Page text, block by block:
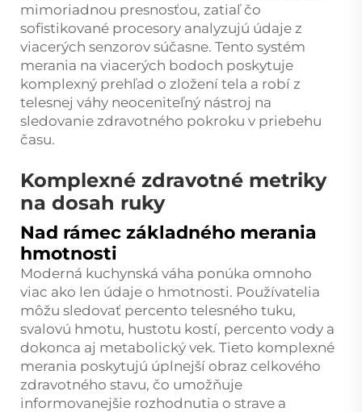
mimoriadnou presnosťou, zatiaľ čo
sofistikované procesory analyzujú údaje z
viacerých senzorov súčasne. Tento systém
merania na viacerých bodoch poskytuje
komplexný prehľad o zložení tela a robí z
telesnej váhy neoceniteľný nástroj na
sledovanie zdravotného pokroku v priebehu
času.
Komplexné zdravotné metriky
na dosah ruky
Nad rámec základného merania
hmotnosti
Moderná kuchynská váha ponúka omnoho
viac ako len údaje o hmotnosti. Používatelia
môžu sledovať percento telesného tuku,
svalovú hmotu, hustotu kostí, percento vody a
dokonca aj metabolický vek. Tieto komplexné
merania poskytujú úplnejší obraz celkového
zdravotného stavu, čo umožňuje
informovanejšie rozhodnutia o strave a